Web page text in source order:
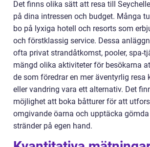
Det finns olika sätt att resa till
på dina intressen och budget. Många
bo på lyxiga hotell och resorts som
och förstklassig service. Dessa
ofta privat strandåtkomst, pooler, spa-
mängd olika aktiviteter för besökarna
de som föredrar en mer äventyrlig resa
eller vandring vara ett alternativ. Det
möjlighet att boka båtturer för att
omgivande öarna och upptäcka
stränder på egen hand.